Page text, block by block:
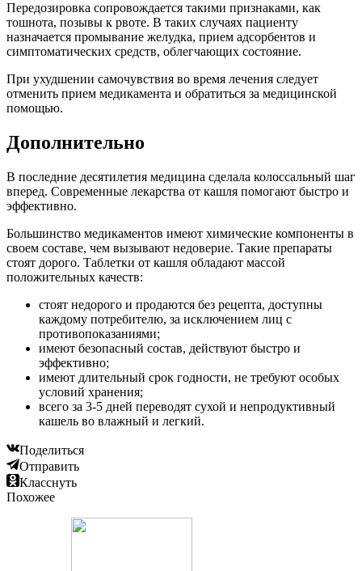
Передозировка сопровождается такими признаками, как
тошнота, позывы к рвоте. В таких случаях пациенту
назначается промывание желудка, прием адсорбентов и
симптоматических средств, облегчающих состояние.
При ухудшении самочувствия во время лечения следует
отменить прием медикамента и обратиться за медицинской
помощью.
Дополнительно
В последние десятилетия медицина сделала колоссальный шаг
вперед. Современные лекарства от кашля помогают быстро и
эффективно.
Большинство медикаментов имеют химические компоненты в
своем составе, чем вызывают недоверие. Такие препараты
стоят дорого. Таблетки от кашля обладают массой
положительных качеств:
стоят недорого и продаются без рецепта, доступны
каждому потребителю, за исключением лиц с
противопоказаниями;
имеют безопасный состав, действуют быстро и
эффективно;
имеют длительный срок годности, не требуют особых
условий хранения;
всего за 3-5 дней переводят сухой и непродуктивный
кашель во влажный и легкий.
Поделиться
Отправить
Класснуть
Похожее